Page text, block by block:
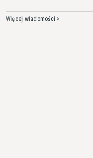
Więcej wiadomości >